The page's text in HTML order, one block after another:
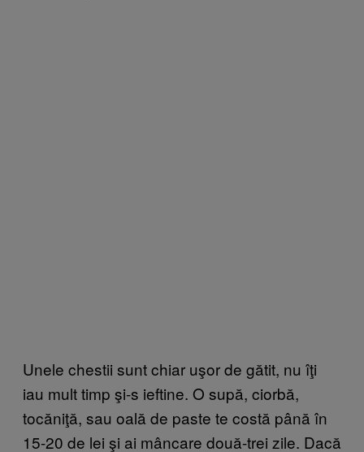
Unele chestii sunt chiar uşor de gătit, nu îţi
iau mult timp şi-s ieftine. O supă, ciorbă,
tocăniţă, sau oală de paste te costă până în
15-20 de lei şi ai mâncare două-trei zile. Dacă